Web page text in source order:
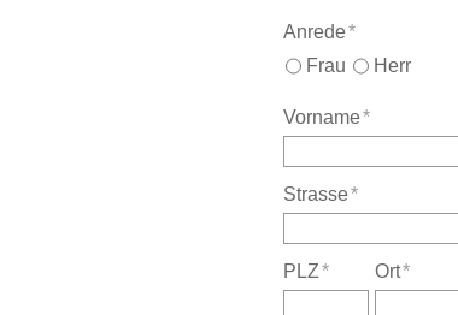
Anrede*
Frau
Herr
Vorname*
Strasse*
PLZ* Ort*